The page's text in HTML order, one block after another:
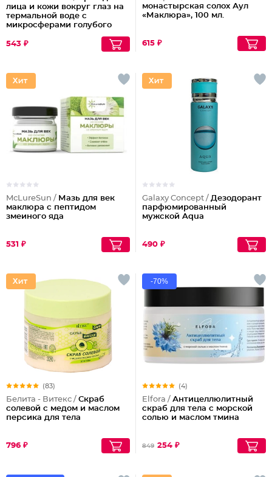
лица и кожи вокруг глаз на
термальной воде с
микросферами голубого
Therm
543 ₽
монастырская солох Аул
«Маклюра», 100 мл.
615 ₽
McLureSun / Мазь для век
маклюра с пептидом
змеиного яда
531 ₽
Galaxy Concept / Дезодорант
парфюмированный
мужской Aqua
490 ₽
(83)
Белита - Витекс / Скраб
солевой с медом и маслом
персика для тела
796 ₽
-70%
(4)
Elfora / Антицеллюлитный
скраб для тела с морской
солью и маслом тмина
849 254 ₽